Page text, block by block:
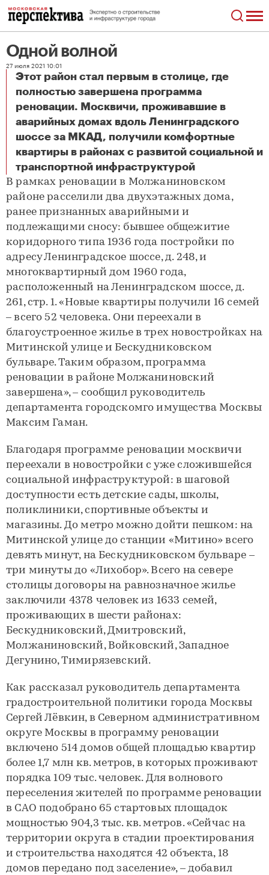
Одной волной
27 июля 2021 10:01
Этот район стал первым в столице, где
полностью завершена программа
реновации. Москвичи, проживавшие в
аварийных домах вдоль Ленинградского
шоссе за МКАД, получили комфортные
квартиры в районах с развитой социальной и
транспортной инфраструктурой
Одной волной
В рамках реновации в Молжаниновском
районе расселили два двухэтажных дома,
ранее признанных аварийными и
подлежащими сносу: бывшее общежитие
коридорного типа 1936 года постройки по
адресу Ленинградское шоссе, д. 248, и
многоквартирный дом 1960 года,
расположенный на Ленинградском шоссе, д.
261, стр. 1. «Новые квартиры получили 16 семей
– всего 52 человека. Они переехали в
благоустроенное жилье в трех новостройках на
Митинской улице и Бескудниковском
бульваре. Таким образом, программа
реновации в районе Молжаниновский
завершена», – сообщил руководитель
департамента городскомго имущества Москвы
Максим Гаман.
Благодаря программе реновации москвичи
переехали в новостройки с уже сложившейся
социальной инфраструктурой: в шаговой
доступности есть детские сады, школы,
поликлиники, спортивные объекты и
магазины. До метро можно дойти пешком: на
Митинской улице до станции «Митино» всего
девять минут, на Бескудниковском бульваре –
три минуты до «Лихобор». Всего на севере
столицы договоры на равнозначное жилье
заключили 4378 человек из 1633 семей,
проживающих в шести районах:
Бескудниковский, Дмитровский,
Молжаниновский, Войковский, Западное
Дегунино, Тимирязевский.
Как рассказал руководитель департамента
градостроительной политики города Москвы
Сергей Лёвкин, в Северном административном
округе Москвы в программу реновации
включено 514 домов общей площадью квартир
более 1,7 млн кв. метров, в которых проживают
порядка 109 тыс. человек. Для волнового
переселения жителей по программе реновации
в САО подобрано 65 стартовых площадок
мощностью 904,3 тыс. кв. метров. «Сейчас на
территории округа в стадии проектирования
и строительства находятся 42 объекта, 18
домов передано под заселение», – добавил